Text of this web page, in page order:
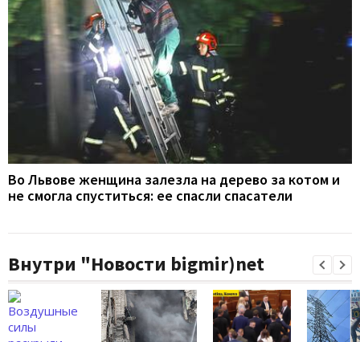
Во Львове женщина залезла на дерево за котом и
не смогла спуститься: ее спасли спасатели
Внутри "Новости bigmir)net